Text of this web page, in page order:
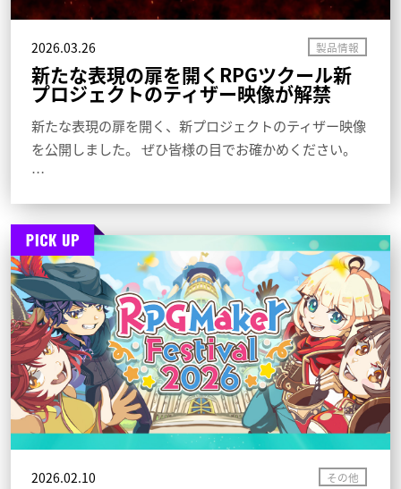
2026.03.26
新たな表現の扉を開くRPGツクール新
プロジェクトのティザー映像が解禁
新たな表現の扉を開く、新プロジェクトのティザー映像
を公開しました。 ぜひ皆様の目でお確かめください。
…
2026.02.10